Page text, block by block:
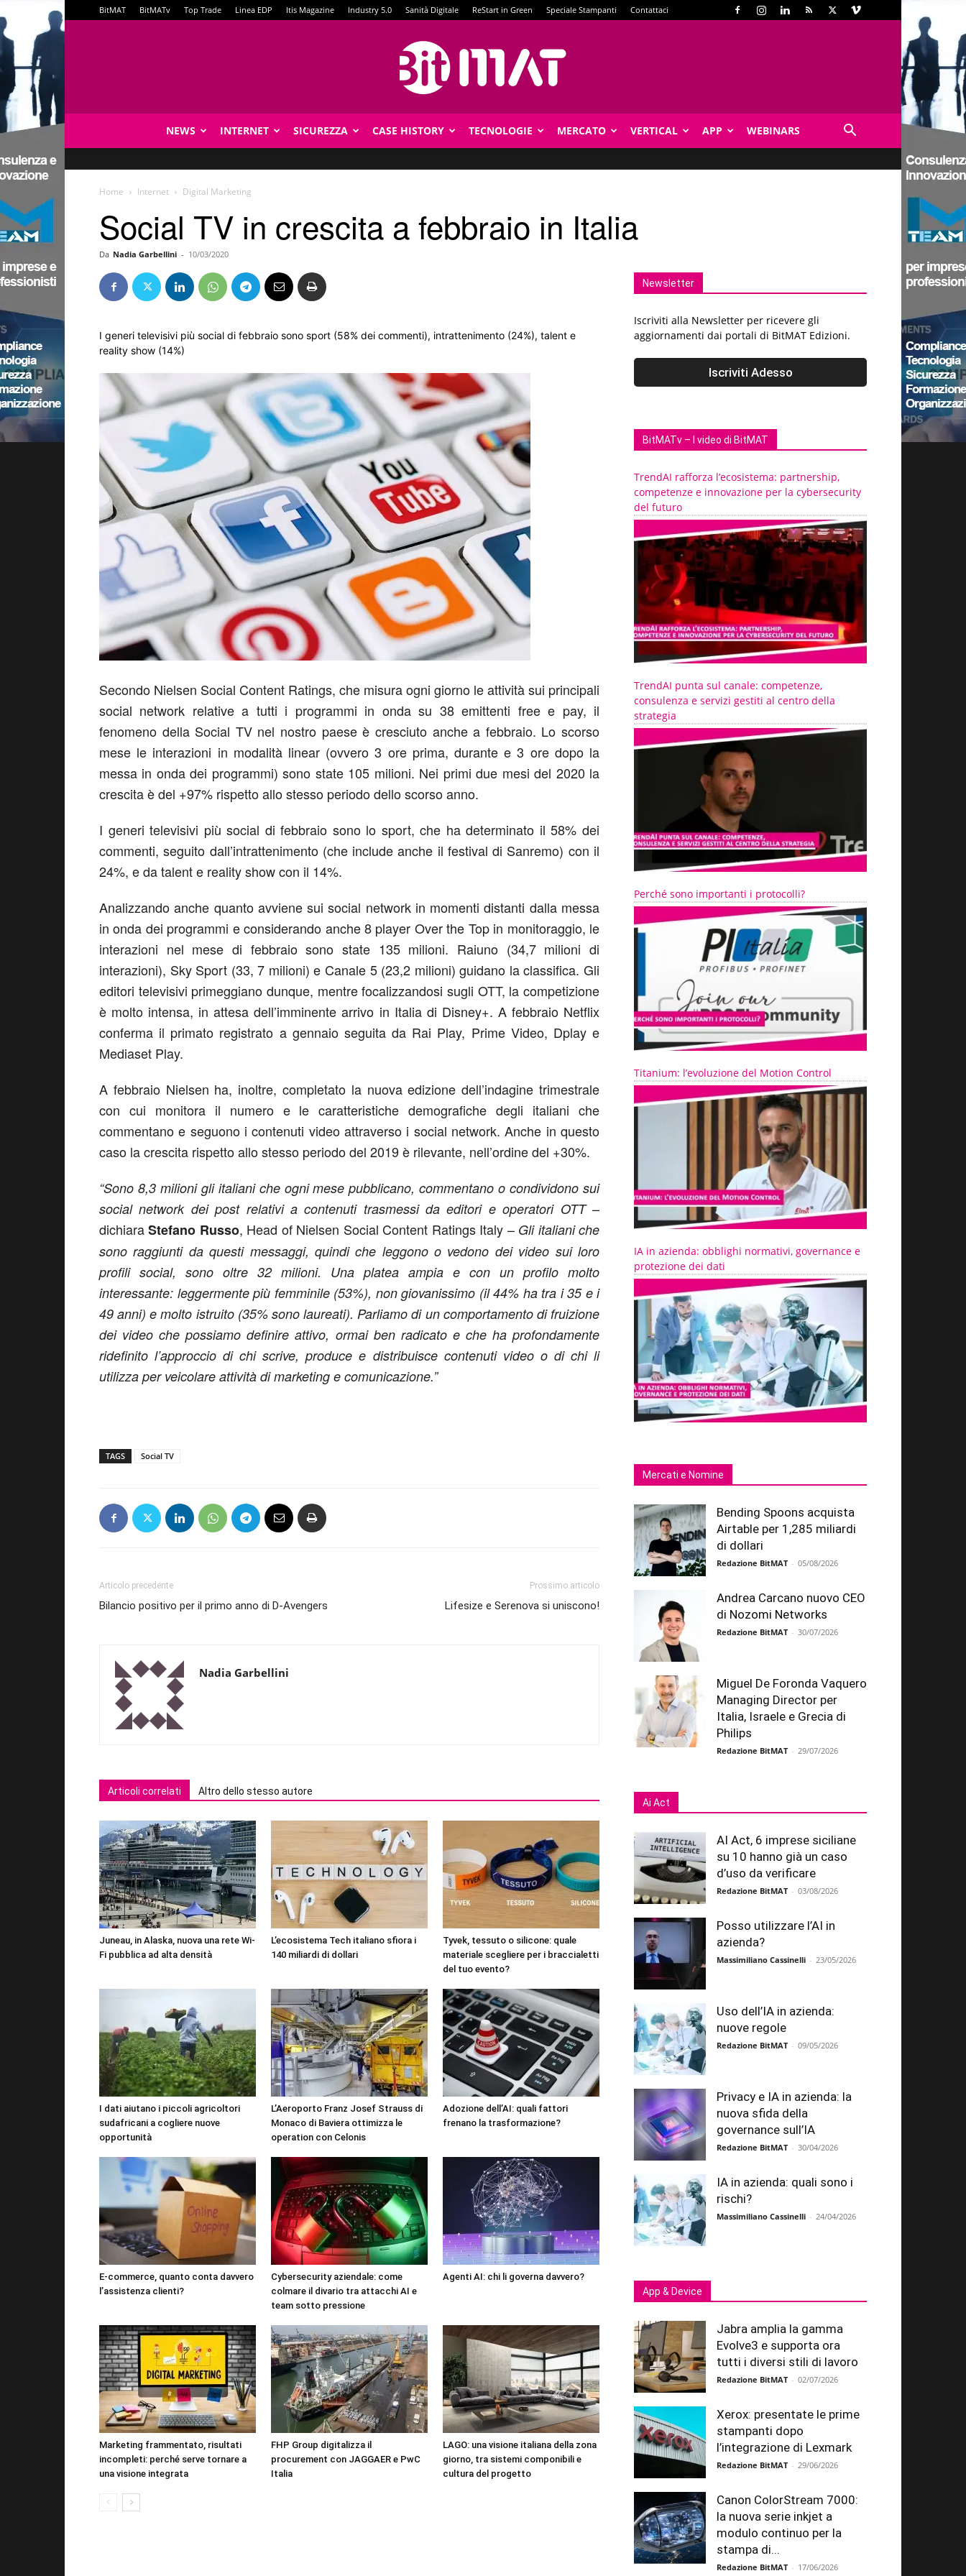
BitMAT BitMATv Top Trade Linea EDP Itis Magazine Industry 5.0 Sanità Digitale ReStart in Green Speciale Stampanti Contattaci
NEWS INTERNET SICUREZZA CASE HISTORY TECNOLOGIE MERCATO VERTICAL APP WEBINARS
Home Internet Digital Marketing
Social TV in crescita a febbraio in Italia
Da Nadia Garbellini - 10/03/2020
I generi televisivi più social di febbraio sono sport (58% dei commenti), intrattenimento (24%), talent e
reality show (14%)
Secondo Nielsen Social Content Ratings, che misura ogni giorno le attività sui principali
social network relative a tutti i programmi in onda su 38 emittenti free e pay, il
fenomeno della Social TV nel nostro paese è cresciuto anche a febbraio. Lo scorso
mese le interazioni in modalità linear (ovvero 3 ore prima, durante e 3 ore dopo la
messa in onda dei programmi) sono state 105 milioni. Nei primi due mesi del 2020 la
crescita è del +97% rispetto allo stesso periodo dello scorso anno.
I generi televisivi più social di febbraio sono lo sport, che ha determinato il 58% dei
commenti, seguito dall’intrattenimento (che include anche il festival di Sanremo) con il
24%, e da talent e reality show con il 14%.
Analizzando anche quanto avviene sui social network in momenti distanti dalla messa
in onda dei programmi e considerando anche 8 player Over the Top in monitoraggio, le
interazioni nel mese di febbraio sono state 135 milioni. Raiuno (34,7 milioni di
interazioni), Sky Sport (33, 7 milioni) e Canale 5 (23,2 milioni) guidano la classifica. Gli
editori televisivi primeggiano dunque, mentre focalizzandosi sugli OTT, la competizione
è molto intensa, in attesa dell’imminente arrivo in Italia di Disney+. A febbraio Netflix
conferma il primato registrato a gennaio seguita da Rai Play, Prime Video, Dplay e
Mediaset Play.
A febbraio Nielsen ha, inoltre, completato la nuova edizione dell’indagine trimestrale
con cui monitora il numero e le caratteristiche demografiche degli italiani che
commentano e seguono i contenuti video attraverso i social network. Anche in questo
caso la crescita rispetto allo stesso periodo del 2019 è rilevante, nell’ordine del +30%.
“Sono 8,3 milioni gli italiani che ogni mese pubblicano, commentano o condividono sui
social network dei post relativi a contenuti trasmessi da editori e operatori OTT–
dichiaraStefano Russo, Head of Nielsen Social Content Ratings Italy – Gli italiani che
sono raggiunti da questi messaggi, quindi che leggono o vedono dei video sui loro
profili social, sono oltre 32 milioni. Una platea ampia e con un profilo molto
interessante: leggermente più femminile (53%), non giovanissimo (il 44% ha tra i 35 e i
49 anni) e molto istruito (35% sono laureati). Parliamo di un comportamento di fruizione
dei video che possiamo definire attivo, ormai ben radicato e che ha profondamente
ridefinito l’approccio di chi scrive, produce e distribuisce contenuti video o di chi li
utilizza per veicolare attività di marketing e comunicazione.”
TAGS Social TV
Articolo precedente
Bilancio positivo per il primo anno di D-Avengers
Prossimo articolo
Lifesize e Serenova si uniscono!
Nadia Garbellini
Articoli correlati Altro dello stesso autore
Juneau, in Alaska, nuova una rete Wi-
Fi pubblica ad alta densità
L’ecosistema Tech italiano sfiora i
140 miliardi di dollari
Tyvek, tessuto o silicone: quale
materiale scegliere per i braccialetti
del tuo evento?
I dati aiutano i piccoli agricoltori
sudafricani a cogliere nuove
opportunità
L’Aeroporto Franz Josef Strauss di
Monaco di Baviera ottimizza le
operation con Celonis
Adozione dell’AI: quali fattori
frenano la trasformazione?
E-commerce, quanto conta davvero
l’assistenza clienti?
Cybersecurity aziendale: come
colmare il divario tra attacchi AI e
team sotto pressione
Agenti AI: chi li governa davvero?
Marketing frammentato, risultati
incompleti: perché serve tornare a
una visione integrata
FHP Group digitalizza il
procurement con JAGGAER e PwC
Italia
LAGO: una visione italiana della zona
giorno, tra sistemi componibili e
cultura del progetto
Newsletter
Iscriviti alla Newsletter per ricevere gli
aggiornamenti dai portali di BitMAT Edizioni.
BitMATv – I video di BitMAT
TrendAI rafforza l’ecosistema: partnership,
competenze e innovazione per la cybersecurity
del futuro
TrendAI punta sul canale: competenze,
consulenza e servizi gestiti al centro della
strategia
Perché sono importanti i protocolli?
Titanium: l’evoluzione del Motion Control
IA in azienda: obblighi normativi, governance e
protezione dei dati
Mercati e Nomine
Bending Spoons acquista
Airtable per 1,285 miliardi
di dollari
Redazione BitMAT - 05/08/2026
Andrea Carcano nuovo CEO
di Nozomi Networks
Redazione BitMAT - 30/07/2026
Miguel De Foronda Vaquero
Managing Director per
Italia, Israele e Grecia di
Philips
Redazione BitMAT - 29/07/2026
Ai Act
AI Act, 6 imprese siciliane
su 10 hanno già un caso
d’uso da verificare
Redazione BitMAT - 03/08/2026
Posso utilizzare l’AI in
azienda?
Massimiliano Cassinelli - 23/05/2026
Uso dell’IA in azienda:
nuove regole
Redazione BitMAT - 09/05/2026
Privacy e IA in azienda: la
nuova sfida della
governance sull’IA
Redazione BitMAT - 30/04/2026
IA in azienda: quali sono i
rischi?
Massimiliano Cassinelli - 24/04/2026
App & Device
Jabra amplia la gamma
Evolve3 e supporta ora
tutti i diversi stili di lavoro
Redazione BitMAT - 02/07/2026
Xerox: presentate le prime
stampanti dopo
l’integrazione di Lexmark
Redazione BitMAT - 29/06/2026
Canon ColorStream 7000:
la nuova serie inkjet a
modulo continuo per la
stampa di...
Redazione BitMAT - 17/06/2026